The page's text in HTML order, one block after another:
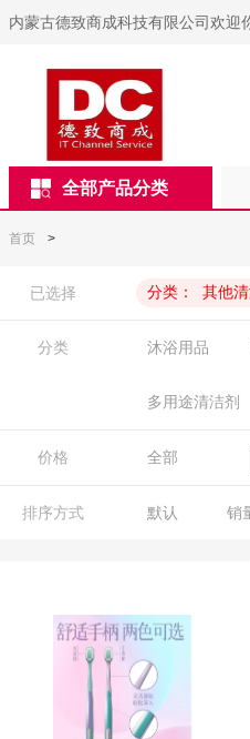
内蒙古德致商成科技有限公司欢迎
全部产品分类
首页 >
已选择 分类： 其他
分类 沐浴用品
多用途清洁剂
价格 全部
排序方式 默认 销